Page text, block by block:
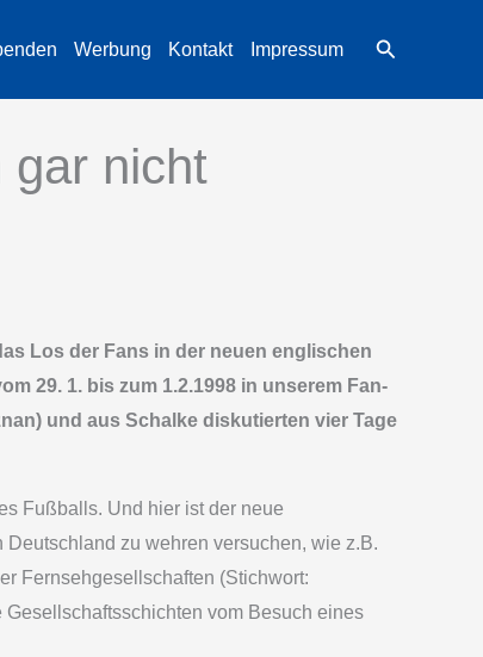
Werbung Kontakt Impressum Suchen
gar nicht
Los der Fans in der neuen englischen
29. 1. bis zum 1.2.1998 in unserem Fan-
und aus Schalke diskutierten vier Tage
Fußballs. Und hier ist der neue
zu wehren versuchen, wie z.B.
Fernsehgesellschaften (Stichwort:
vom Besuch eines